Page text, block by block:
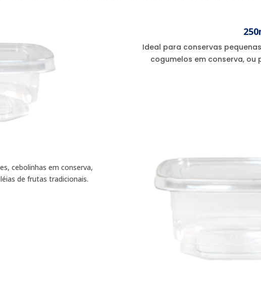
Ideal para conservas
cogumelos em conserva, ou
cebolinhas em conserva,
de frutas tradicionais.